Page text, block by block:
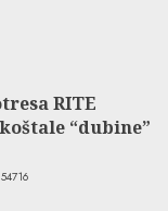
RITE
“dubine”
54716